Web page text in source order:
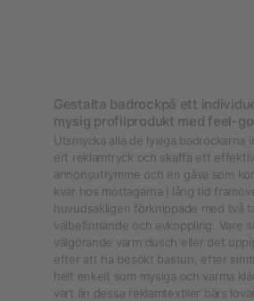
Gestalta badrockpå ett
mysig profilprodukt med feel-
Utsmycka alla de lyxiga badrockarna
ert reklamtryck och skaffa ett
annonsutrymme och en gåva som
kvar hos mottagarna i lång tid
huvudsakligen förknippade med två
välbefinnande och avkoppling. Vare
välgörande varm dusch eller det
efter att ha besökt bastun, efter
helt enkelt som mysiga och varma
vart än dessa reklamtextiler bärs